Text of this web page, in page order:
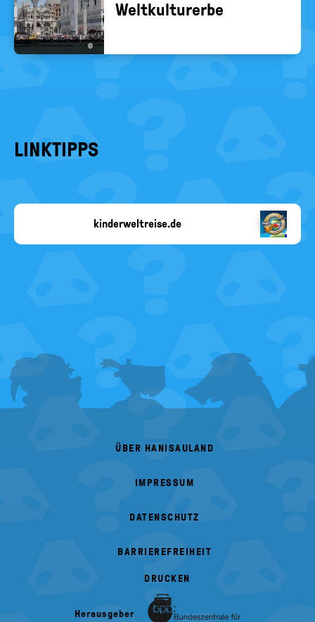
©
Welt­kul­tur­er­be
LINKTIPPS
kinderweltreise.de
FOOTER
MENU
ÜBER HANISAULAND
IMPRESSUM
DATENSCHUTZ
BARRIEREFREIHEIT
DRUCKEN
Herausgeber